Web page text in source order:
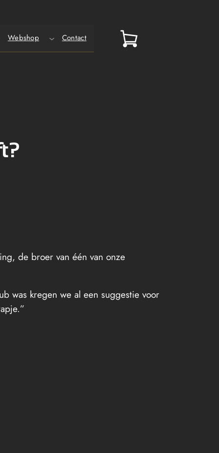
Webshop Contact
de broer van één van onze
was kregen we al een suggestie voor